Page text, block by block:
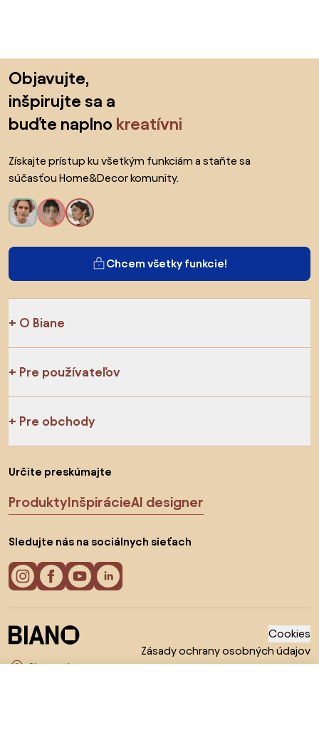
Objavujte,
inšpirujte sa a
buďte naplno kreatívni
Získajte prístup ku všetkým funkciám a staňte sa
súčasťou Home&Decor komunity.
Chcem všetky funkcie!
O Biane
Pre používateľov
Pre obchody
Určite preskúmajte
ProduktyInšpirácieAI designer
Sledujte nás na sociálnych sieťach
Cookies
Zásady ochrany osobných údajov
Podmienky používania